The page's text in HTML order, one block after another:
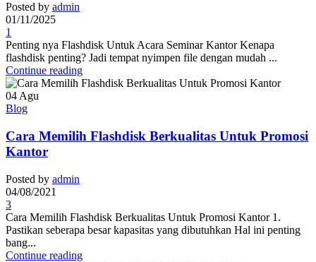
Posted by admin
01/11/2025
1
Penting nya Flashdisk Untuk Acara Seminar Kantor Kenapa
flashdisk penting? Jadi tempat nyimpen file dengan mudah ...
Continue reading
04 Agu
Blog
Cara Memilih Flashdisk Berkualitas Untuk Promosi
Kantor
Posted by admin
04/08/2021
3
Cara Memilih Flashdisk Berkualitas Untuk Promosi Kantor 1.
Pastikan seberapa besar kapasitas yang dibutuhkan Hal ini penting
bang...
Continue reading